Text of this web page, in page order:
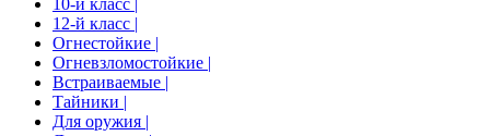
10-й класс |
12-й класс |
Огнестойкие |
Огневзломостойкие |
Встраиваемые |
Тайники |
Для оружия |